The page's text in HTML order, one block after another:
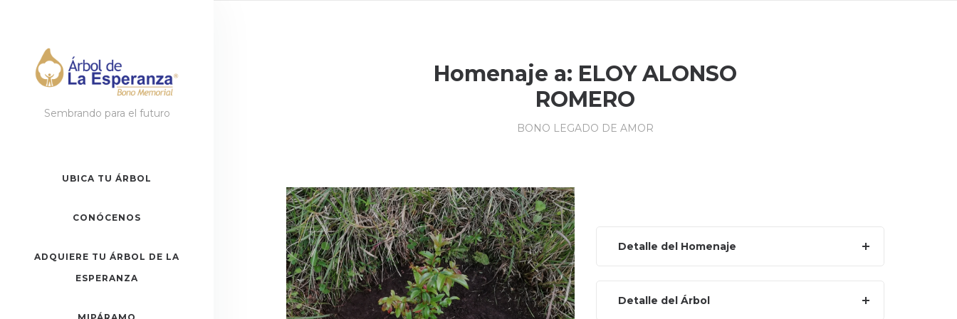
Sembrando para el futuro
UBICA TU ÁRBOL
CONÓCENOS
ADQUIERE TU ÁRBOL DE LA
ESPERANZA
Homenaje a: ELOY ALONSO
ROMERO
BONO LEGADO DE AMOR
Detalle del Homenaje
Detalle del Árbol